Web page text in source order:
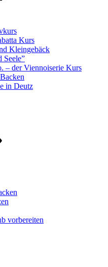
Kurs
Kleingebäck
Seele”
– der Viennoiserie Kurs
in Deutz
vorbereiten